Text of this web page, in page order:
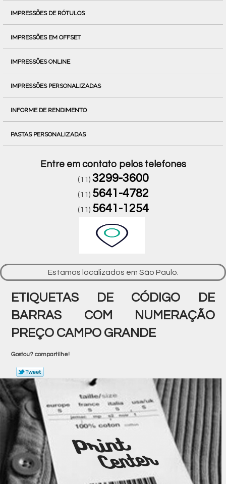
IMPRESSÕES DE RÓTULOS
IMPRESSÕES EM OFFSET
IMPRESSÕES ONLINE
IMPRESSÕES PERSONALIZADAS
INFORME DE RENDIMENTO
PASTAS PERSONALIZADAS
Entre em contato pelos telefones
(11) 3299-3600
(11) 5641-4782
(11) 5641-1254
Estamos localizados em São Paulo.
ETIQUETAS DE CÓDIGO DE
BARRAS COM NUMERAÇÃO
PREÇO CAMPO GRANDE
Gostou? compartilhe!